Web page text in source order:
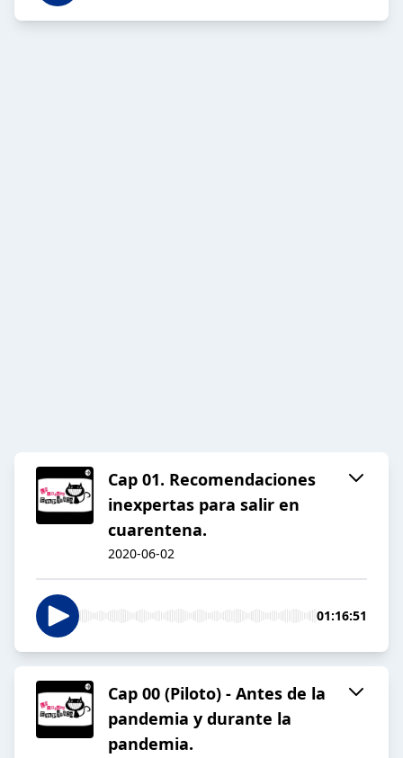
Cap 01. Recomendaciones
inexpertas para salir en
cuarentena.
2020-06-02
01:16:51
Cap 00 (Piloto) - Antes de la
pandemia y durante la
pandemia.